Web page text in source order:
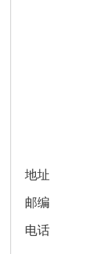
地址
邮编
电话